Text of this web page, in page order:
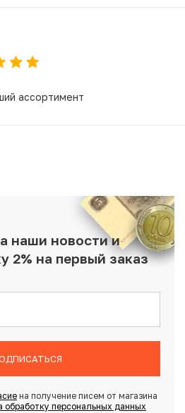
ассортимент
наши новости и
2% на первый заказ
на получение писем от магазина
обработку персональных данных